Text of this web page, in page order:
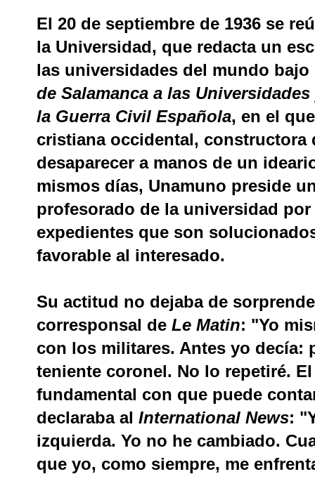
El 20 de septiembre de 1936 se
la Universidad, que redacta un
las universidades del mundo
de Salamanca a las
la Guerra Civil Española, en el
cristiana occidental, constructora
desaparecer a manos de un
mismos días, Unamuno preside
profesorado de la universidad
expedientes que son
favorable al interesado.
Su actitud no dejaba de
corresponsal de Le Matin: "Yo
con los militares. Antes yo decía:
teniente coronel. No lo repetiré.
fundamental con que puede
declaraba al International News:
izquierda. Yo no he cambiado.
que yo, como siempre, me